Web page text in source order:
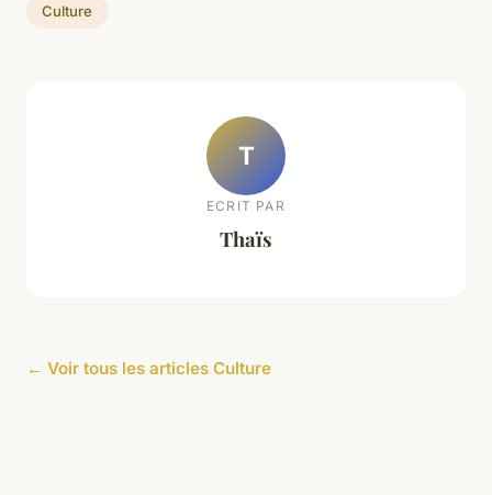
Culture
T
ECRIT PAR
Thaïs
← Voir tous les articles Culture